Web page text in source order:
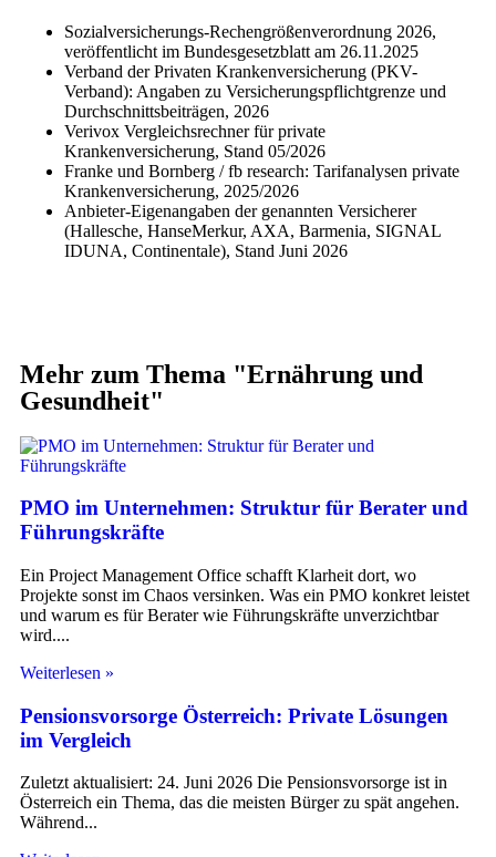
Sozialversicherungs-Rechengrößenverordnung 2026,
veröffentlicht im Bundesgesetzblatt am 26.11.2025
Verband der Privaten Krankenversicherung (PKV-
Verband): Angaben zu Versicherungspflichtgrenze und
Durchschnittsbeiträgen, 2026
Verivox Vergleichsrechner für private
Krankenversicherung, Stand 05/2026
Franke und Bornberg / fb research: Tarifanalysen private
Krankenversicherung, 2025/2026
Anbieter-Eigenangaben der genannten Versicherer
(Hallesche, HanseMerkur, AXA, Barmenia, SIGNAL
IDUNA, Continentale), Stand Juni 2026
Mehr zum Thema "Ernährung und
Gesundheit"
PMO im Unternehmen: Struktur für Berater und
Führungskräfte
Ein Project Management Office schafft Klarheit dort, wo
Projekte sonst im Chaos versinken. Was ein PMO konkret leistet
und warum es für Berater wie Führungskräfte unverzichtbar
wird.
Weiterlesen »
Pensionsvorsorge Österreich: Private Lösungen
im Vergleich
Zuletzt aktualisiert: 24. Juni 2026 Die Pensionsvorsorge ist in
Österreich ein Thema, das die meisten Bürger zu spät angehen.
Während